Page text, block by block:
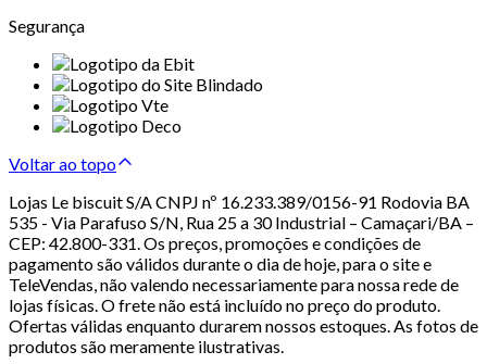
Segurança
Voltar ao topo
Lojas Le biscuit S/A CNPJ nº 16.233.389/0156-91 Rodovia BA
535 - Via Parafuso S/N, Rua 25 a 30 Industrial – Camaçari/BA –
CEP: 42.800-331. Os preços, promoções e condições de
pagamento são válidos durante o dia de hoje, para o site e
TeleVendas, não valendo necessariamente para nossa rede de
lojas físicas. O frete não está incluído no preço do produto.
Ofertas válidas enquanto durarem nossos estoques. As fotos de
produtos são meramente ilustrativas.